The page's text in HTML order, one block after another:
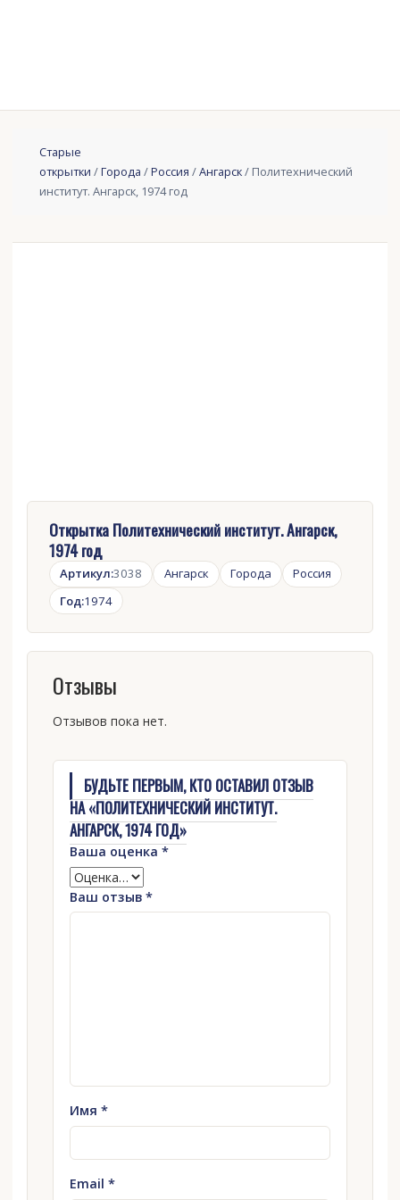
Старые
открытки /Города /Россия /Ангарск/ Политехнический
институт. Ангарск, 1974 год
Открытка Политехнический институт. Ангарск,
1974 год
Артикул:3038 Ангарск Города
Россия
Год:1974
Отзывы
Отзывов пока нет.
БУДЬТЕ ПЕРВЫМ, КТО ОСТАВИЛ ОТЗЫВ
НА «ПОЛИТЕХНИЧЕСКИЙ ИНСТИТУТ.
АНГАРСК, 1974 ГОД»
Ваша оценка *
Ваш отзыв *
Имя *
Email *